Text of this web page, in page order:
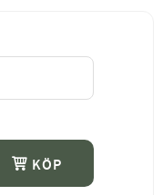
KÖP